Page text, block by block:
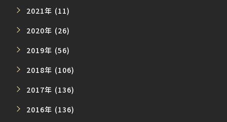
2021年 (11)
2020年 (26)
2019年 (56)
2018年 (106)
2017年 (136)
2016年 (136)